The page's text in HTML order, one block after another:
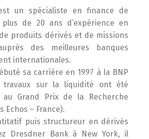
un spécialiste en finance de
de 20 ans d’expérience en
produits dérivés et de missions
des meilleures banques
internationales.
sa carrière en 1997 à la BNP
travaux sur la liquidité ont été
au Grand Prix de la Recherche
Echos – France).
puis structureur en dérivés
Dresdner Bank à New York, il